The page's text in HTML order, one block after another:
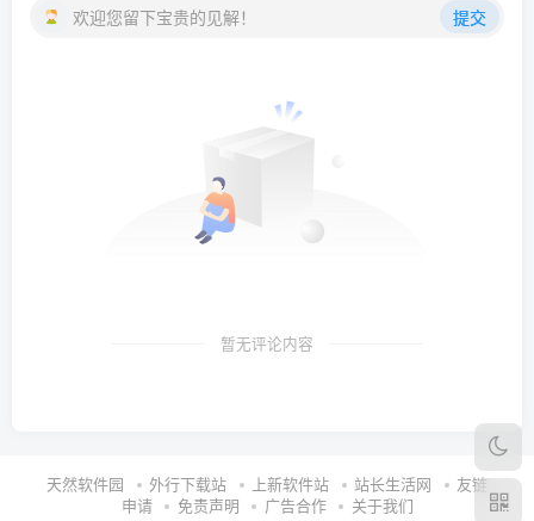
欢迎您留下宝贵的见解！ 提交
暂无评论内容
天然软件园 外行下载站 上新软件站 站长生活网
友链
申请
免责声明 广告合作 关于我们